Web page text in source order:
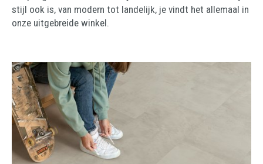
stijl ook is, van modern tot landelijk, je vindt het allemaal in
onze uitgebreide winkel.